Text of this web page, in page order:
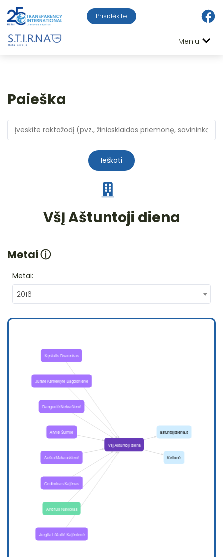
Prisidėkite
Meniu
Paieška
Ieškoti
VšĮ Aštuntoji diena
Metaiⓘ
Metai:
2016